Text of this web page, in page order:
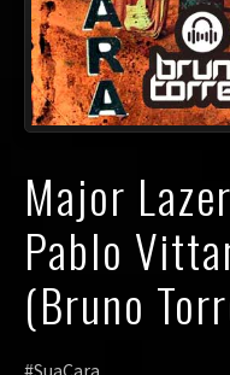
Major
Pablo
(Bruno
#SuaCara